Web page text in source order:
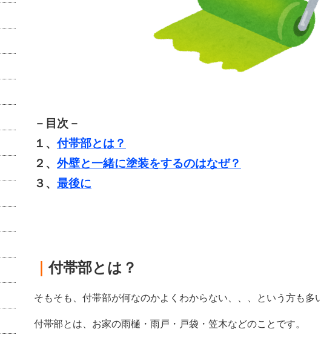
－目次－
１、 付帯部とは？
２、 外壁と一緒に塗装をするのはなぜ？
３、 最後に
｜付帯部とは？
そもそも、付帯部が何なのかよくわからない、、、という方も多
付帯部とは、お家の雨樋・雨戸・戸袋・笠木などのことです。